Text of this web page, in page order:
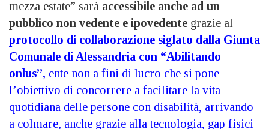
mezza estate” sarà accessibile anche ad un
pubblico non vedente e ipovedente grazie al
protocollo di collaborazione siglato dalla Giunta
Comunale di Alessandria con “Abilitando
onlus”, ente non a fini di lucro che si pone
l’obiettivo di concorrere a facilitare la vita
quotidiana delle persone con disabilità, arrivando
a colmare, anche grazie alla tecnologia, gap fisici